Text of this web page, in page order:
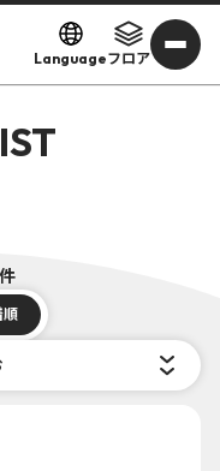
Languageフロア
順